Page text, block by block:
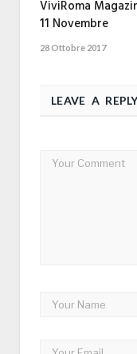
ViviRoma
11 Novembre
28 Ottobre 2017
LEAVE A